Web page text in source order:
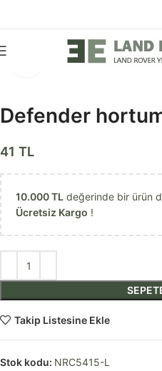
Görseli daha büyük
Defender
41 TL
10.000TL değerinde bir ürün
Ücretsiz Kargo !
Takip Listesine Ekle
Stok kodu: NRC5415-L